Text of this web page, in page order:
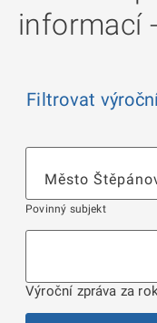
informací
Filtrovat
Povinný subjekt
Výroční zpráva za